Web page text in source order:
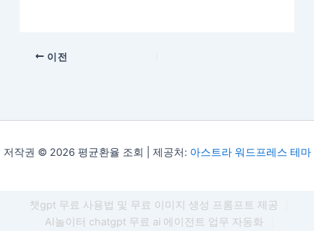
이전
저작권 © 2026 평균환율 조회 | 제공처: 아스트라 워드프레스 테마
챗gpt 무료 사용법 및 무료 이미지 생성 프롬프트 제공
AI놀이터 chatgpt 무료 ai 에이전트 업무 자동화